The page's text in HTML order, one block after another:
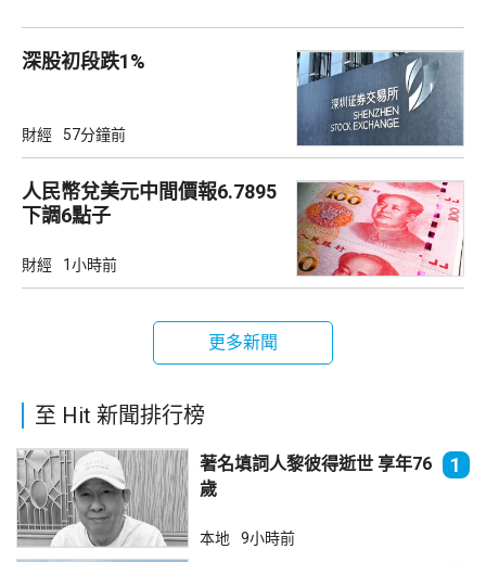
深股初段跌1%
財經 57分鐘前
人民幣兌美元中間價報6.7895
下調6點子
財經 1小時前
更多新聞
至 Hit 新聞排行榜
著名填詞人黎彼得逝世 享年76
歲
1
本地 9小時前